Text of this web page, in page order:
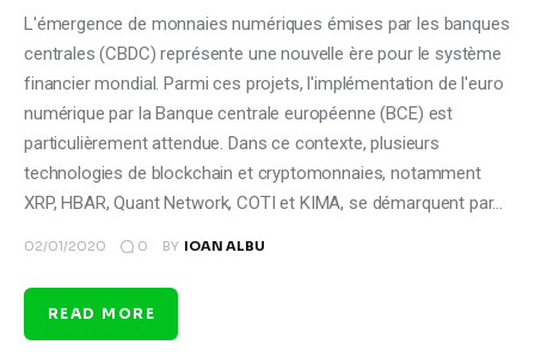
L'émergence de monnaies numériques émises par les banques
centrales (CBDC) représente une nouvelle ère pour le système
financier mondial. Parmi ces projets, l'implémentation de l'euro
numérique par la Banque centrale européenne (BCE) est
particulièrement attendue. Dans ce contexte, plusieurs
technologies de blockchain et cryptomonnaies, notamment
XRP, HBAR, Quant Network, COTI et KIMA, se démarquent par…
02/01/2020 0 BY IOAN ALBU
READ MORE